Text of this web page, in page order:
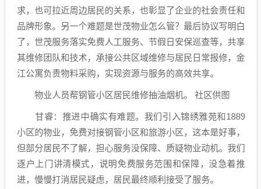
求，也可拉近周边居民的关系，也彰显了企业的社会责任和
品牌形象。另一个难题是世茂物业怎么管？最后协议写明白
了，世茂服务落实免费人工服务、节假日安保巡查等，共享
其维修团队和技术，承接公共区域维修与居民日常报修，金
江公寓负责物料采购，实现资源与服务的高效共享。
物业人员帮钢管小区居民维修抽油烟机。 社区供图
甘睿：推进中确实有难题。我们引入锦绣雅苑和1889
小区的物业，免费对接钢管小区和旅游小区，这本是好事，
但部分居民不了解，担心服务没保障、质疑物业动机。我们
逐户上门讲清模式，说明免费服务范围和保障，没急着推
进，慢慢打消居民疑虑，居民最终顺利接受了服务。